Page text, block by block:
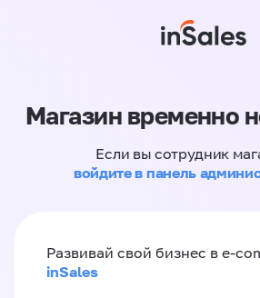
Магазин временно
Если вы сотрудник
войдите в панель
Развивай свой бизнес в e-
inSales